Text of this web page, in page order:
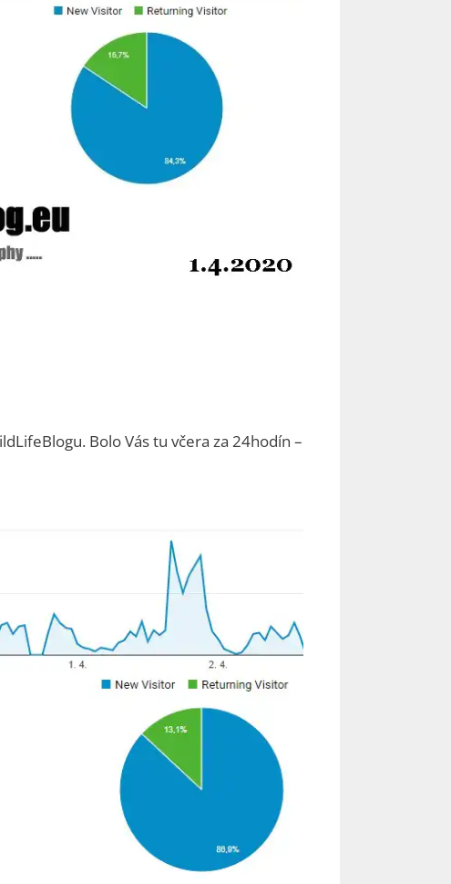
Bolo Vás tu včera za 24hodín –